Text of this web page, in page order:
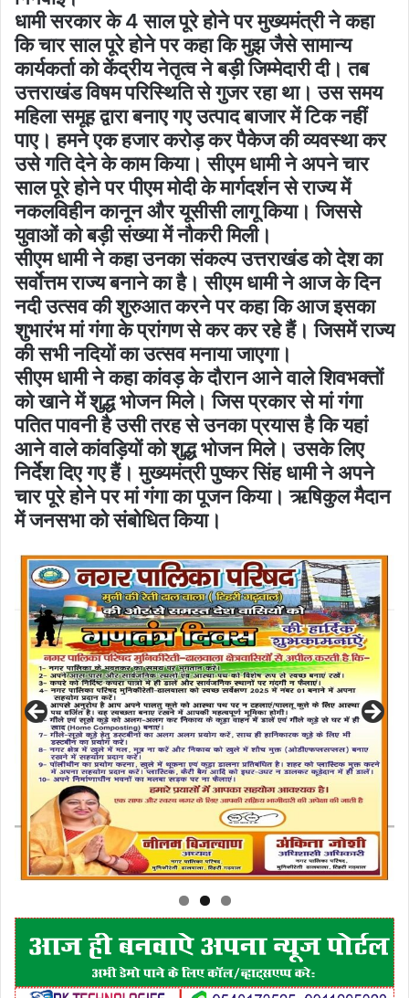
धामी सरकार के 4 साल पूरे होने पर मुख्यमंत्री ने कहा
कि चार साल पूरे होने पर कहा कि मुझ जैसे सामान्य
कार्यकर्ता को केंद्रीय नेतृत्व ने बड़ी जिम्मेदारी दी। तब
उत्तराखंड विषम परिस्थिति से गुजर रहा था। उस समय
महिला समूह द्वारा बनाए गए उत्पाद बाजार में टिक नहीं
पाए। हमने एक हजार करोड़ कर पैकेज की व्यवस्था कर
उसे गति देने के काम किया। सीएम धामी ने अपने चार
साल पूरे होने पर पीएम मोदी के मार्गदर्शन से राज्य में
नकलविहीन कानून और यूसीसी लागू किया। जिससे
युवाओं को बड़ी संख्या में नौकरी मिली।
सीएम धामी ने कहा उनका संकल्प उत्तराखंड को देश का
सर्वाेत्तम राज्य बनाने का है। सीएम धामी ने आज के दिन
नदी उत्सव की शुरुआत करने पर कहा कि आज इसका
शुभारंभ मां गंगा के प्रांगण से कर कर रहे हैं। जिसमें राज्य
की सभी नदियों का उत्सव मनाया जाएगा।
सीएम धामी ने कहा कांवड़ के दौरान आने वाले शिवभक्तों
को खाने में शुद्ध भोजन मिले। जिस प्रकार से मां गंगा
पतित पावनी है उसी तरह से उनका प्रयास है कि यहां
आने वाले कांवड़ियों को शुद्ध भोजन मिले। उसके लिए
निर्देश दिए गए हैं। मुख्यमंत्री पुष्कर सिंह धामी ने अपने
चार पूरे होने पर मां गंगा का पूजन किया। ऋषिकुल मैदान
में जनसभा को संबोधित किया।